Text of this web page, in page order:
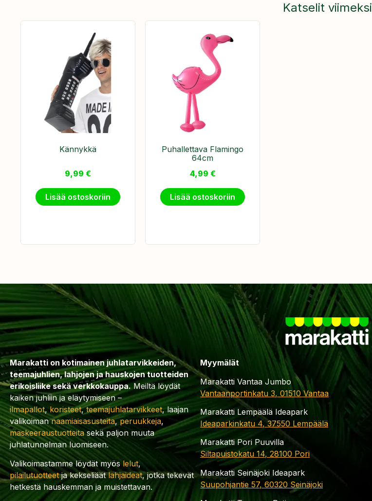
Katselit viimeksi
Kännykkä
9,99 €
Lisää ostoskoriin
Puhallettava Flamingo
64cm
4,99 €
Lisää ostoskoriin
Marakatti on kotimainen juhlatarvikkeiden,
teemajuhlien, lahjojen ja hauskojen tuotteiden
erikoisliike sekä verkkokauppa.Meiltä löydät
kaiken juhliin ja eläytymiseen –
ilmapallot,koristeet,teemajuhlatarvikkeet, laajan
valikoimannaamiaisasusteita,peruukkeja,
maskeeraustuotteitasekä paljon muuta
juhlatunnelman luomiseen.
Valikoimastamme löydät myöslelut,
pilailutuotteetja kekseliäätlahjaideat, jotka tekevät
hetkestä hauskemman ja muistettavan.
Myymälät
Marakatti Vantaa Jumbo
Vantaanportinkatu 3, 01510 Vantaa
Marakatti Lempäälä Ideapark
Ideaparkinkatu 4, 37550 Lempäälä
Marakatti Pori Puuvilla
Siltapuistokatu 14, 28100 Pori
Marakatti Seinäjoki Ideapark
Suupohjantie 57, 60320 Seinäjoki